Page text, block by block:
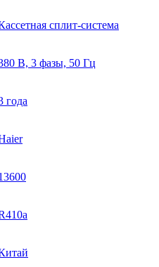
сплит-система
В, 3 фазы, 50 Гц
года